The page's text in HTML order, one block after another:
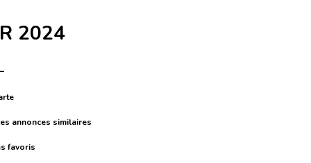
2024
annonces similaires
favoris